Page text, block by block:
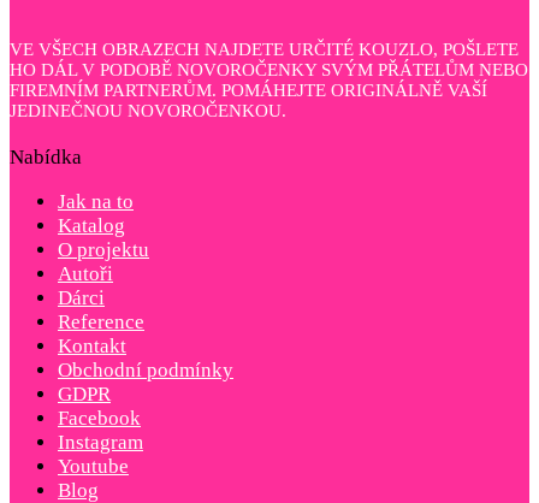
VE VŠECH OBRAZECH NAJDETE URČITÉ KOUZLO, POŠLETE
HO DÁL V PODOBĚ NOVOROČENKY SVÝM PŘÁTELŮM NEBO
FIREMNÍM PARTNERŮM. POMÁHEJTE ORIGINÁLNĚ VAŠÍ
JEDINEČNOU NOVOROČENKOU.
Nabídka
Jak na to
Katalog
O projektu
Autoři
Dárci
Reference
Kontakt
Obchodní podmínky
GDPR
Facebook
Instagram
Youtube
Blog